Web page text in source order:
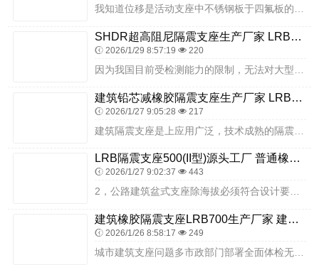
SHDR超高阻尼隔震支座生产厂家 LRB1100铅芯隔震支座生产厂家 楼体隔震支座源头工厂
2026/1/29 8:57:19 220
建筑铅芯减橡胶隔震支座生产厂家 LRB1500铅芯橡胶隔震支座生产厂家 隔震高阻尼橡胶支座多少钱
2026/1/27 9:05:28 217
LRB隔震支座500(II型)源头工厂 普通橡胶隔震支座 LNR800隔震支座厂家
2026/1/27 9:02:37 443
2，公路建筑盆式支座除海拔必须符合设计要求，以保证建筑承载性能，应保证在三个方向的水平面。2.4.4梁支点承压不均匀，支座出现脱空或过大压缩变形时应进行调整。2...
建筑橡胶隔震支座LRB700生产厂家 建筑橡胶隔震支座LNR源头工厂 橡胶减震支座生产厂家
2026/1/26 8:58:17 249